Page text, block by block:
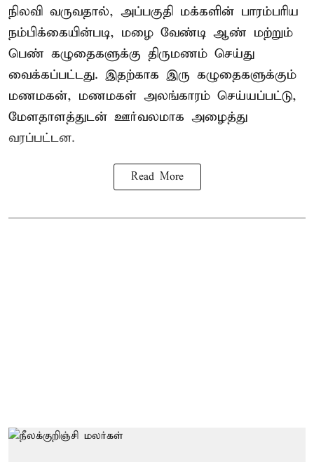
நிலவி வருவதால், அப்பகுதி மக்களின் பாரம்பரிய
நம்பிக்கையின்படி, மழை வேண்டி ஆண் மற்றும்
பெண் கழுதைகளுக்கு திருமணம் செய்து
வைக்கப்பட்டது. இதற்காக இரு கழுதைகளுக்கும்
மணமகன், மணமகள் அலங்காரம் செய்யப்பட்டு,
மேளதாளத்துடன் ஊர்வலமாக அழைத்து
வரப்பட்டன.
Read More